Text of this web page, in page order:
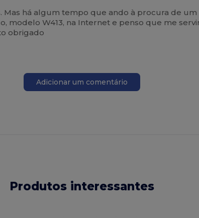
há algum tempo que ando à procura de
modelo W413, na Internet e penso que me
obrigado
Adicionar um comentário
Produtos interessantes